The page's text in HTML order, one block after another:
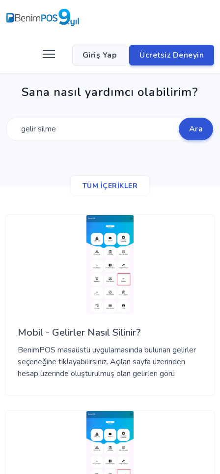
Giriş Yap Ücretsiz Deneyin
Sana nasıl yardımcı olabilirim?
Ara
TÜM İÇERİKLER
Mobil - Gelirler Nasıl Silinir?
BenimPOS masaüstü uygulamasında bulunan gelirler
seçeneğine tıklayabilirsiniz. Açılan sayfa üzerinden
hesap üzerinde oluşturulmuş olan gelirleri görü